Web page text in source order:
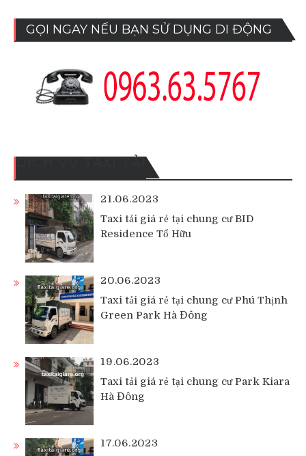
GỌI NGAY NẾU BẠN SỬ DỤNG DI ĐỘNG
21.06.2023
Taxi tải giá rẻ tại chung cư BID
Residence Tố Hữu
20.06.2023
Taxi tải giá rẻ tại chung cư Phú Thịnh
Green Park Hà Đông
19.06.2023
Taxi tải giá rẻ tại chung cư Park Kiara
Hà Đông
17.06.2023